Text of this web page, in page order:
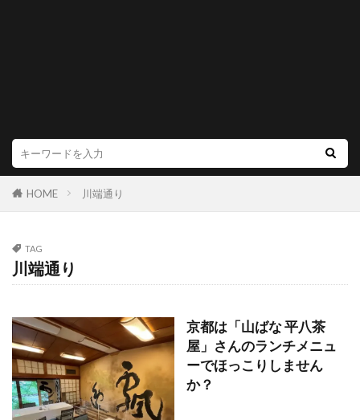
HOME 川端通り
TAG
川端通り
京都は「山ばな 平八茶
屋」さんのランチメニュ
ーでほっこりしません
か？